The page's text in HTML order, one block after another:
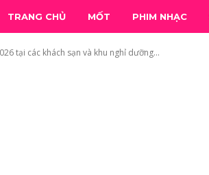
TRANG CHỦ MỐT PHIM NHẠC
tại các khách sạn và khu nghỉ dưỡng...